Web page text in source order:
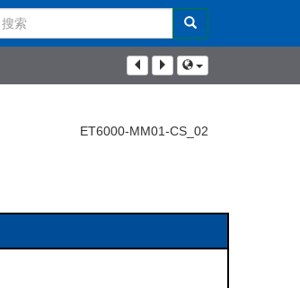
ET6000-MM01-CS_02